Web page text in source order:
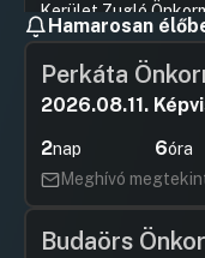
Kerület Zugló
Képviselő-
Önkormányzati
feladatellátásáról
önkormányzati
Hozzászólások
5.Javaslat a
Kerület Zugló
tulajdonában álló
szabályozásáról
sz. önkormányzati
Hamarosan
Perkáta
2026.08.11.
2nap 6óra
Meghívó
Budaörs